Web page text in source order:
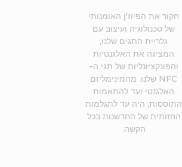
חקור את הפיוז'ן האומנותי
של טכנולוגיה ועיצוב עם
גלריית התגים שלנו,
המציגה את האלגנטיות
והפונקציונליות של תגי ה-
NFC שלנו. מהמינימליזם
האלגנטי ועד להתאמות
התוססות, היה עד לתגלמות
החזותית של החדשנות בכל
הקשה.